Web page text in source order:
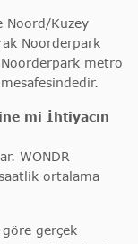
Noord/Kuzey
Noorderpark
metro
mi İhtiyacın
WONDR
ortalama
gerçek